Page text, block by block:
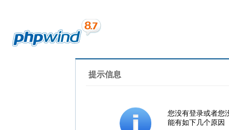
提示信息
您没有登录或者您
能有如下几个原因